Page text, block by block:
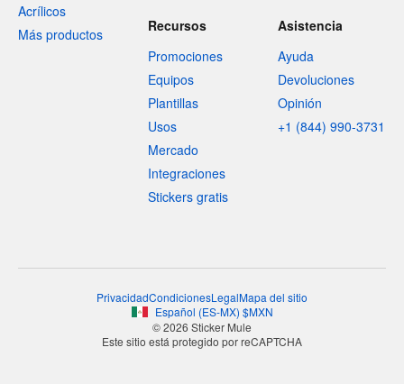
Acrílicos
Más productos
Recursos
Promociones
Equipos
Plantillas
Usos
Mercado
Integraciones
Stickers gratis
Asistencia
Ayuda
Devoluciones
Opinión
+1 (844) 990-3731
PrivacidadCondicionesLegalMapa del sitio
Español (ES-MX) $MXN
© 2026 Sticker Mule
Este sitio está protegido por reCAPTCHA